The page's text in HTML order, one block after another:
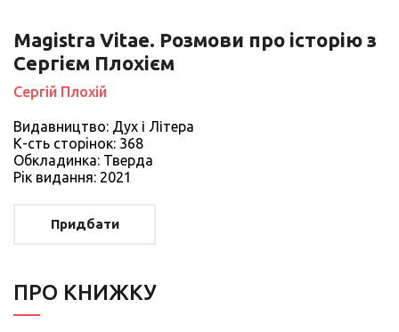
Magistra Vitae. Розмови про історію з
Сергієм Плохієм
Сергій Плохій
Видавництво: Дух і Літера
К-сть сторiнок: 368
Обкладинка: Тверда
Рiк видання: 2021
Придбати
ПРО КНИЖКУ